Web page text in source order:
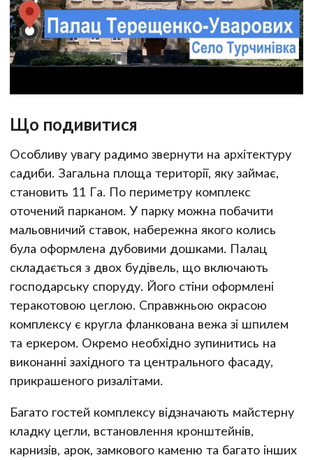
Що подивитися
Особливу увагу радимо звернути на архітектуру
садиби. Загальна площа території, яку займає,
становить 11 Га. По периметру комплекс
оточений парканом. У парку можна побачити
мальовничий ставок, набережна якого колись
була оформлена дубовими дошками. Палац
складається з двох будівель, що включають
господарську споруду. Його стіни оформлені
теракотовою цеглою. Справжньою окрасою
комплексу є кругла фланкована вежа зі шпилем
та еркером. Окремо необхідно зупинитись на
виконанні західного та центрального фасаду,
прикрашеного ризалітами.
Багато гостей комплексу відзначають майстерну
кладку цегли, встановлення кронштейнів,
карнизів, арок, замкового каменю та багато інших